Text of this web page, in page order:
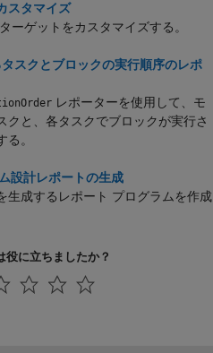
スタマイズ
ーゲットをカスタマイズする。
スクとブロックの実行順序のレポ
レポーターを使用して、モ
クと、各タスクでブロックが実行さ
。
設計レポートの生成
生成するレポート プログラムを作成
役に立ちましたか？